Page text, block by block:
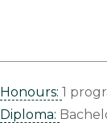
Honours: 1
Diploma: